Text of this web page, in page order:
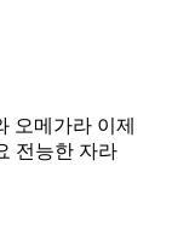
오메가라 이제
전능한 자라